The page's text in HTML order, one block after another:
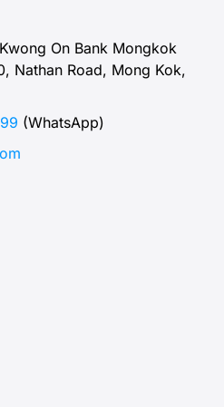
Anda
perangkat
untuk tetap
yang
tujuan
On Bank Mongkok
Nathan Road, Mong Kok,
(WhatsApp)